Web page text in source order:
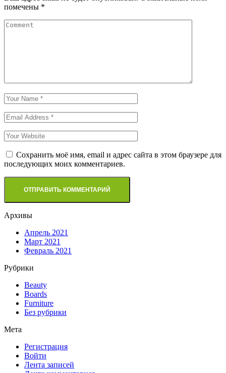
помечены *
Сохранить моё имя, email и адрес сайта в этом браузере для
последующих моих комментариев.
Архивы
Апрель 2021
Март 2021
Февраль 2021
Рубрики
Beauty
Boards
Furniture
Без рубрики
Мета
Регистрация
Войти
Лента записей